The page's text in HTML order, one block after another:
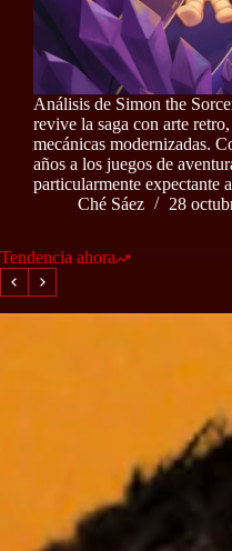
Análisis de Simon the
revive la saga con arte
mecánicas modernizadas.
años a los juegos de
particularmente expectante
Ché Sáez
28
Tendencia ahora